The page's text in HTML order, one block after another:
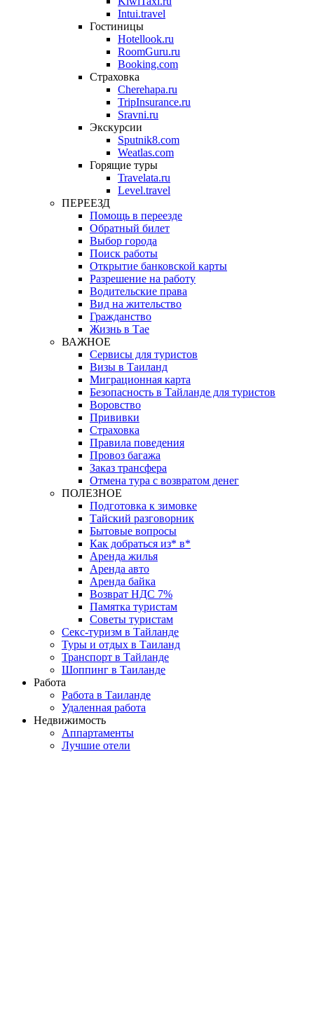
Intui.travel
Гостиницы
Hotellook.ru
RoomGuru.ru
Booking.com
Страховка
Cherehapa.ru
TripInsurance.ru
Sravni.ru
Экскурсии
Sputnik8.com
Weatlas.com
Горящие туры
Travelata.ru
Level.travel
ПЕРЕЕЗД
Помощь в переезде
Обратный билет
Выбор города
Поиск работы
Открытие банковской карты
Разрешение на работу
Водительские права
Вид на жительство
Гражданство
Жизнь в Тае
ВАЖНОЕ
Сервисы для туристов
Визы в Таиланд
Миграционная карта
Безопасность в Тайланде для туристов
Воровство
Прививки
Страховка
Правила поведения
Провоз багажа
Заказ трансфера
Отмена тура с возвратом денег
ПОЛЕЗНОЕ
Подготовка к зимовке
Тайский разговорник
Бытовые вопросы
Как добраться из* в*
Аренда жилья
Аренда авто
Аренда байка
Возврат НДС 7%
Памятка туристам
Советы туристам
Секс-туризм в Тайланде
Туры и отдых в Таиланд
Транспорт в Тайланде
Шоппинг в Таиланде
Работа
Работа в Таиланде
Удаленная работа
Недвижимость
Аппартаменты
Лучшие отели